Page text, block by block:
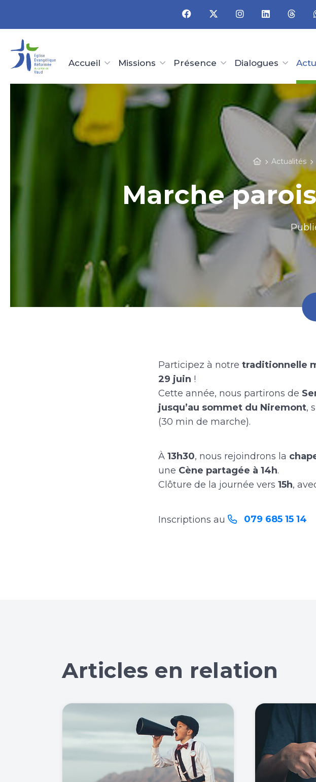
Accueil Missions Présence Dialogues
Actualités
Marche
Participez à notre traditionnelle
29 juin !
Cette année, nous partirons de
jusqu’au sommet du Niremont,
(30 min de marche).
À 13h30, nous rejoindrons la
une Cène partagée à 14h.
Clôture de la journée vers 15h,
Inscriptions au 079 685 15 14
Articles en relation